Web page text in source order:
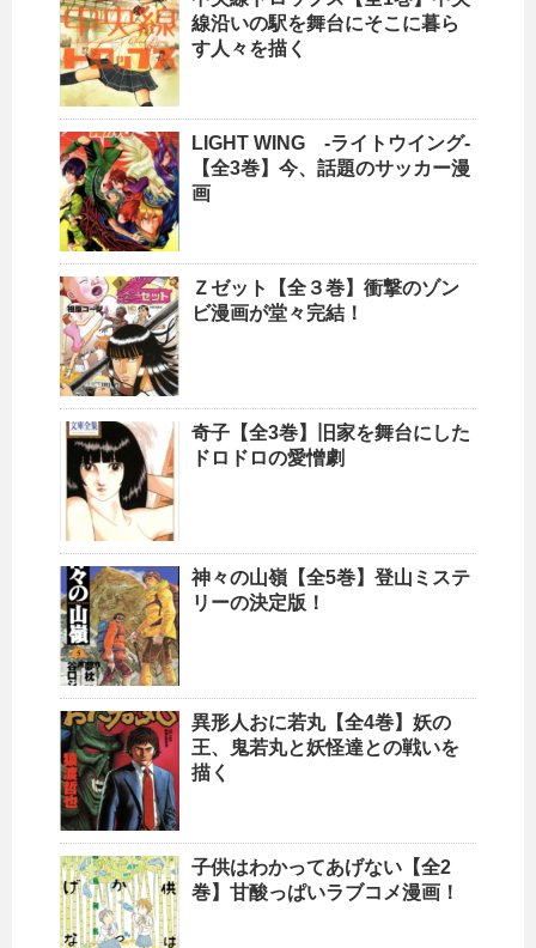
線沿いの駅を舞台にそこに暮ら
す人々を描く
LIGHT WING -ライトウイング-
【全3巻】今、話題のサッカー漫
画
Ｚゼット【全３巻】衝撃のゾン
ビ漫画が堂々完結！
奇子【全3巻】旧家を舞台にした
ドロドロの愛憎劇
神々の山嶺【全5巻】登山ミステ
リーの決定版！
異形人おに若丸【全4巻】妖の
王、鬼若丸と妖怪達との戦いを
描く
子供はわかってあげない【全2
巻】甘酸っぱいラブコメ漫画！